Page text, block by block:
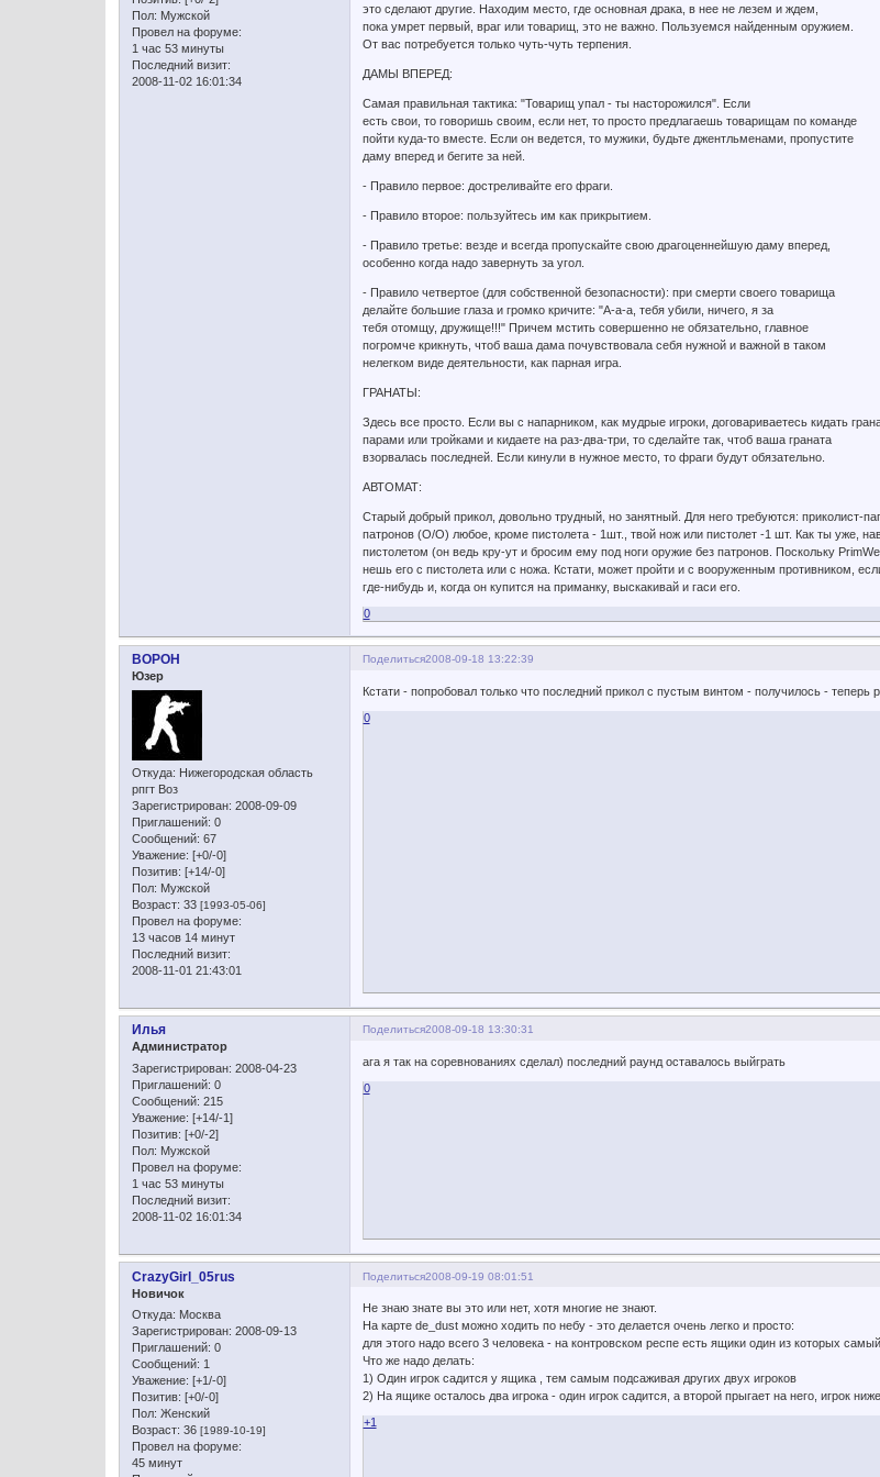
Пол: Мужской
Провел на форуме:
1 час 53 минуты
Последний визит:
2008-11-02 16:01:34
это сделают другие. Находим место, где основная драка, в нее не лезем и ждем,
пока умрет первый, враг или товарищ, это не важно. Пользуемся найденным оружием.
От вас потребуется только чуть-чуть терпения.
ДАМЫ ВПЕРЕД:
Самая правильная тактика: "Товарищ упал - ты насторожился". Если
есть свои, то говоришь своим, если нет, то просто предлагаешь товарищам по команде
пойти куда-то вместе. Если он ведется, то мужики, будьте джентльменами, пропустите
даму вперед и бегите за ней.
- Правило первое: достреливайте его фраги.
- Правило второе: пользуйтесь им как прикрытием.
- Правило третье: везде и всегда пропускайте свою драгоценнейшую даму вперед,
особенно когда надо завернуть за угол.
- Правило четвертое (для собственной безопасности): при смерти своего товарища
делайте большие глаза и громко кричите: "А-а-а, тебя убили, ничего, я за
тебя отомщу, дружище!!!" Причем мстить совершенно не обязательно, главное
погромче крикнуть, чтоб ваша дама почувствовала себя нужной и важной в таком
нелегком виде деятельности, как парная игра.
ГРАНАТЫ:
Здесь все просто. Если вы с напарником, как мудрые игроки, договариваетесь кидать
парами или тройками и кидаете на раз-два-три, то сделайте так, чтоб ваша граната
взорвалась последней. Если кинули в нужное место, то фраги будут обязательно.
АВТОМАТ:
Старый добрый прикол, довольно трудный, но занятный. Для него требуются:
патронов (О/О) любое, кроме пистолета - 1шт., твой нож или пистолет -1 шт. Как ты уже,
пистолетом (он ведь кру-ут и бросим ему под ноги оружие без патронов. Поскольку
нешь его с пистолета или с ножа. Кстати, может пройти и с вооруженным противником,
где-нибудь и, когда он купится на приманку, выскакивай и гаси его.
0
Поделиться2008-09-18 13:22:39
BOPOH
Юзер
Откуда: Нижегородская область
рпгт Воз
Зарегистрирован: 2008-09-09
Приглашений: 0
Сообщений: 67
Уважение: [+0/-0]
Позитив: [+14/-0]
Пол: Мужской
Возраст: 33 [1993-05-06]
Провел на форуме:
13 часов 14 минут
Последний визит:
2008-11-01 21:43:01
Кстати - попробовал только что последний прикол с пустым винтом - получилось - теперь
0
Поделиться2008-09-18 13:30:31
Илья
Администратор
Зарегистрирован: 2008-04-23
Приглашений: 0
Сообщений: 215
Уважение: [+14/-1]
Позитив: [+0/-2]
Пол: Мужской
Провел на форуме:
1 час 53 минуты
Последний визит:
2008-11-02 16:01:34
ага я так на соревнованиях сделал) последний раунд оставалось выйграть
0
Поделиться2008-09-19 08:01:51
CrazyGirl_05rus
Новичок
Откуда: Москва
Зарегистрирован: 2008-09-13
Приглашений: 0
Сообщений: 1
Уважение: [+1/-0]
Позитив: [+0/-0]
Пол: Женский
Возраст: 36 [1989-10-19]
Провел на форуме:
45 минут
Не знаю знате вы это или нет, хотя многие не знают.
На карте de_dust можно ходить по небу - это делается очень легко и просто:
для этого надо всего 3 человека - на контровском респе есть ящики один из которых
Что же надо делать:
1) Один игрок садится у ящика , тем самым подсаживая других двух игроков
2) На ящике осталось два игрока - один игрок садится, а второй прыгает на него, игрок
+1